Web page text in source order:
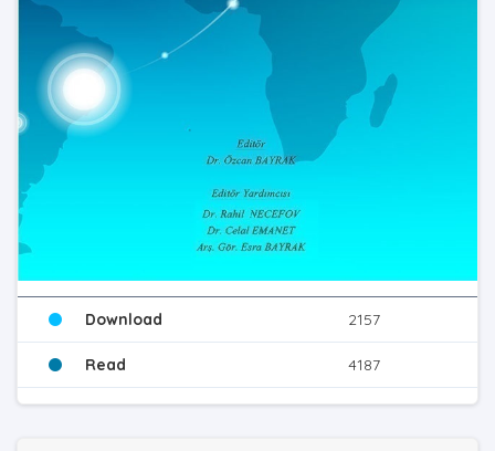
Download 2157
Read 4187